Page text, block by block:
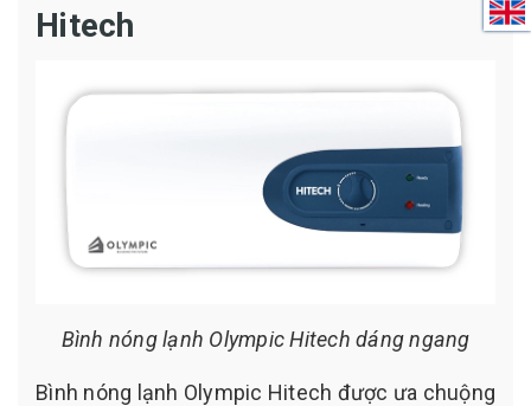
Hitech
Bình nóng lạnh Olympic Hitech dáng ngang
Bình nóng lạnh Olympic Hitech được ưa chuộng